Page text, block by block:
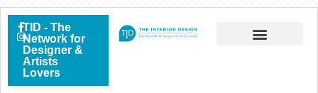
TID - The
Network for
Designer &
Artists
Lovers